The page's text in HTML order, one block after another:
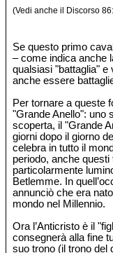
(Vedi anche il Discorso
Se questo primo
– come indica anche
qualsiasi "battaglia"
anche essere
Per tornare a queste
"Grande Anello": uno
scoperta, il "Grande
giorni dopo il giorno
celebra in tutto il
periodo, anche
particolarmente
Betlemme. In
annunciò che era
mondo nel Millennio.
Ora l’Anticristo è il
consegnerà alla fine
suo trono (il trono del